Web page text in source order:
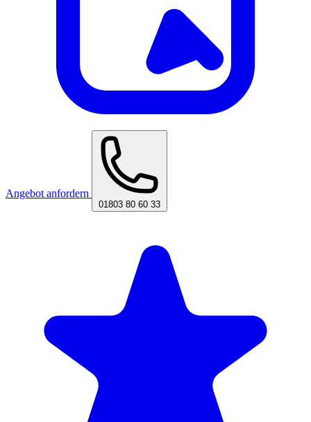
Angebot anfordern
01803 80 60 33